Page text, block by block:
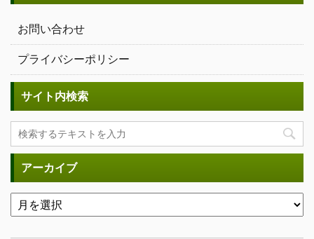
お問い合わせ
プライバシーポリシー
サイト内検索
アーカイブ